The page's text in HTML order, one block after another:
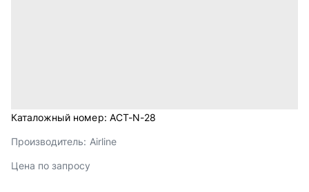
Каталожный номер: ACT-N-28
Производитель: Airline
Цена по запросу